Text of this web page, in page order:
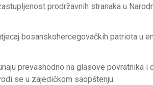
prodržavnih stranaka u
bosanskohercegovačkih patriota u
prevashodno na glasove povratnika i
se u zajedičkom saopštenju.